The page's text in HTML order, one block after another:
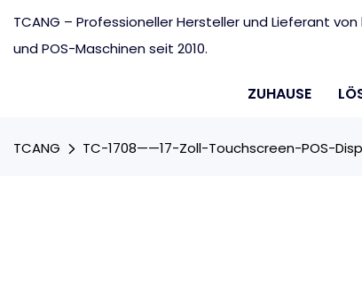
TCANG – Professioneller Hersteller und Lieferant
und POS-Maschinen seit 2010.
ZUHAUSE
TCANG TC-1708——17-Zoll-Touchscreen-POS-